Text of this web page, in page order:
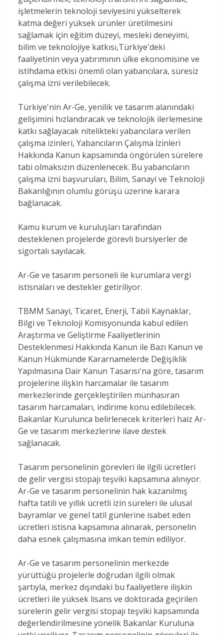
işletmelerin teknoloji seviyesini yükselterek
katma değeri yüksek ürünler üretilmesini
sağlamak için eğitim düzeyi, mesleki deneyimi,
bilim ve teknolojiye katkısı,Türkiye'deki
faaliyetinin veya yatırımının ülke ekonomisine ve
istihdama etkisi önemli olan yabancılara, süresiz
çalışma izni verilebilecek.
Türkiye'nin Ar-Ge, yenilik ve tasarım alanındaki
gelişimini hızlandıracak ve teknolojik ilerlemesine
katkı sağlayacak nitelikteki yabancılara verilen
çalışma izinleri, Yabancıların Çalışma İzinleri
Hakkında Kanun kapsamında öngörülen sürelere
tabi olmaksızın düzenlenecek. Bu yabancıların
çalışma izni başvuruları, Bilim, Sanayi ve Teknoloji
Bakanlığının olumlu görüşü üzerine karara
bağlanacak.
Kamu kurum ve kuruluşları tarafından
desteklenen projelerde görevli bursiyerler de
sigortalı sayılacak.
Ar-Ge ve tasarım personeli ile kurumlara vergi
istisnaları ve destekler getiriliyor.
TBMM Sanayi, Ticaret, Enerji, Tabii Kaynaklar,
Bilgi ve Teknoloji Komisyonunda kabul edilen
Araştırma ve Geliştirme Faaliyetlerinin
Desteklenmesi Hakkında Kanun ile Bazı Kanun ve
Kanun Hükmünde Kararnamelerde Değişiklik
Yapılmasına Dair Kanun Tasarısı'na göre, tasarım
projelerine ilişkin harcamalar ile tasarım
merkezlerinde gerçekleştirilen münhasıran
tasarım harcamaları, indirime konu edilebilecek.
Bakanlar Kurulunca belirlenecek kriterleri haiz Ar-
Ge ve tasarım merkezlerine ilave destek
sağlanacak.
Tasarım personelinin görevleri ile ilgili ücretleri
de gelir vergisi stopajı teşviki kapsamına alınıyor.
Ar-Ge ve tasarım personelinin hak kazanılmış
hafta tatili ve yıllık ücretli izin süreleri ile ulusal
bayramlar ve genel tatil günlerine isabet eden
ücretleri istisna kapsamına alınarak, personelin
daha esnek çalışmasına imkan temin ediliyor.
Ar-Ge ve tasarım personelinin merkezde
yürüttüğü projelerle doğrudan ilgili olmak
şartıyla, merkez dışındaki bu faaliyetlere ilişkin
ücretleri ile yüksek lisans ve doktorada geçirilen
sürelerin gelir vergisi stopajı teşviki kapsamında
değerlendirilmesine yönelik Bakanlar Kuruluna